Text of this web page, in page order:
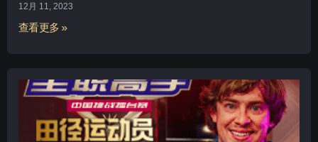
12月 11, 2023
查看更多 »